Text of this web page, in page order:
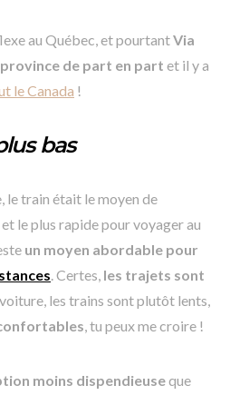
au Québec, et pourtantVia
de part en part et il y a
le Canada !
bas
le train était le moyen de
le plus rapide pour voyager au
un moyen abordable pour
. Certes, les trajets sont
voiture, les trains sont plutôt lents,
, tu peux me croire !
moins dispendieuseque